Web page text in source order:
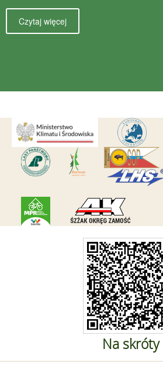
Czytaj więcej
Na skróty